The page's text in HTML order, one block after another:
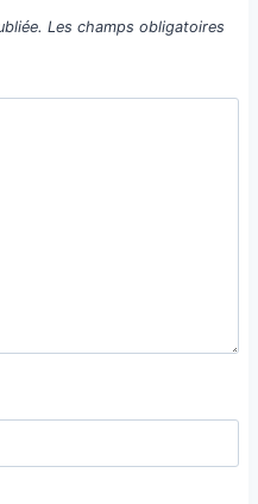
Les champs obligatoires